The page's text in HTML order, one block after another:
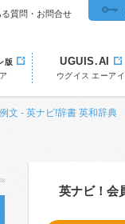
る質問・お問合せ
版
UGUIS.AI
ウグイス エーアイ
文 - 英ナビ!辞書 英和辞典
英ナビ！会